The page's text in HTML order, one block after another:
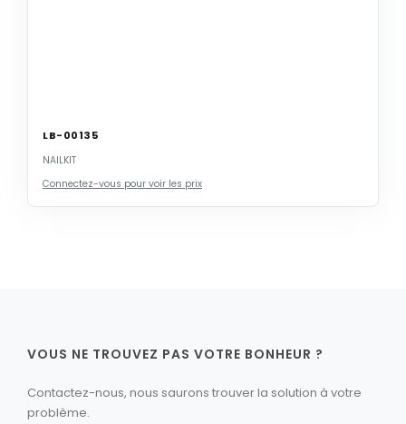
LB-00135
NAILKIT
Connectez-vous pour voir les prix
VOUS NE TROUVEZ PAS VOTRE BONHEUR ?
Contactez-nous, nous saurons trouver la solution à votre
problème.